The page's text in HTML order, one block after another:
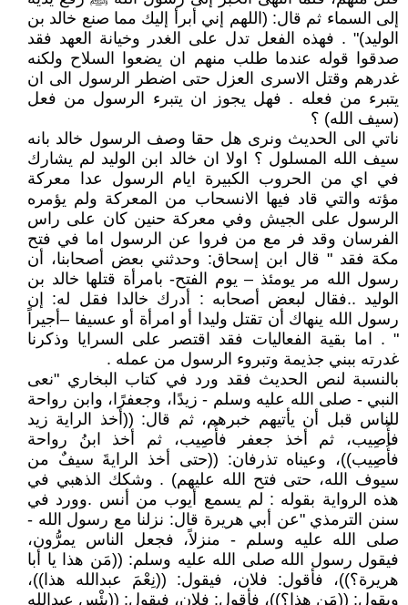
إلى السماء ثم قال: (اللهم إني أبرأ إليك مما صنع خالد بن
الوليد)" . فهذه الفعل تدل على الغدر وخيانة العهد فقد
صدقوا قوله عندما طلب منهم ان يضعوا السلاح ولكنه
غدرهم وقتل الاسرى العزل حتى اضطر الرسول الى ان
يتبرء من فعله . فهل يجوز ان يتبرء الرسول من فعل
(سيف الله) ؟
ناتي الى الحديث ونرى هل حقا وصف الرسول خالد بانه
سيف الله المسلول ؟ اولا ان خالد ابن الوليد لم يشارك
في اي من الحروب الكبيرة ايام الرسول عدا معركة
مؤته والتي قاد فيها الانسحاب من المعركة ولم يؤمره
الرسول على الجيش وفي معركة حنين كان على راس
الفرسان وقد فر مع من فروا عن الرسول اما في فتح
مكة فقد " قال ابن إسحاق: وحدثني بعض أصحابنا، أن
رسول الله مر يومئذ – يوم الفتح- بامرأة قتلها خالد بن
الوليد ..فقال لبعض أصحابه : أدرك خالدا فقل له: إن
رسول الله ينهاك أن تقتل وليدا أو امرأة أو عسيفا –أجيراً
" . اما بقية الفعاليات فقد اقتصر على السرايا وذكرنا
غدرته ببني جذيمة وتبروء الرسول من عمله .
بالنسبة لنص الحديث فقد ورد في كتاب البخاري "نعى
النبي - صلى الله عليه وسلم - زيدًا، وجعفرًا، وابن رواحة
للناس قبل أن يأتيهم خبرهم، ثم قال: ((أخذ الراية زيد
فأُصِيب، ثم أخذ جعفر فأُصِيب، ثم أخذ ابنُ رواحة
فأُصِيب))، وعيناه تذرفان: ((حتى أخذ الرايةَ سيفٌ من
سيوف الله، حتى فتح الله عليهم) . وشكك الذهبي في
هذه الرواية بقوله : لم يسمع أيوب من أنس .وورد في
سنن الترمذي "عن أبي هريرة قال: نزلنا مع رسول الله -
صلى الله عليه وسلم - منزلاً، فجعل الناس يمرُّون،
فيقول رسول الله صلى الله عليه وسلم: ((مَن هذا يا أبا
هريرة؟))، فأقول: فلان، فيقول: ((نِعْمَ عبدالله هذا))،
ويقول: ((مَن هذا؟))، فأقول: فلان، فيقول: ((بِئْس عبدالله